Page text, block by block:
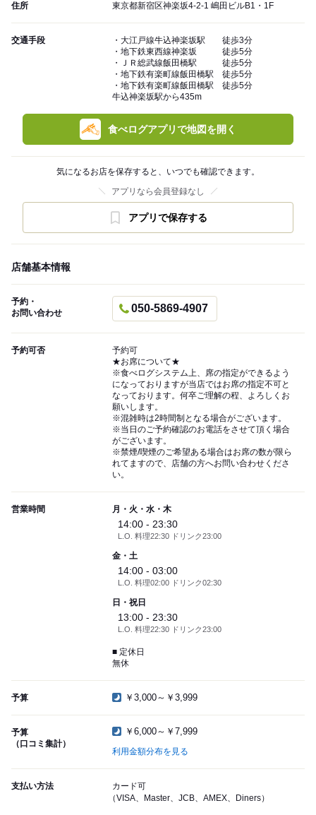
住所 東京都新宿区神楽坂4-2-1 嶋田ビルB1・1F
交通手段
・大江戸線牛込神楽坂駅 徒歩3分
・地下鉄東西線神楽坂 徒歩5分
・ＪＲ総武線飯田橋駅 徒歩5分
・地下鉄有楽町線飯田橋駅 徒歩5分
・地下鉄有楽町線飯田橋駅 徒歩5分
牛込神楽坂駅から435m
食べログアプリで地図を開く
気になるお店を保存すると、いつでも確認できます。
アプリなら会員登録なし
アプリで保存する
店舗基本情報
予約・
お問い合わせ
050-5869-4907
予約可否
予約可
★お席について★
※食べログシステム上、席の指定ができるよう
になっておりますが当店ではお席の指定不可と
なっております。何卒ご理解の程、よろしくお
願いします。
※混雑時は2時間制となる場合がございます。
※当日のご予約確認のお電話をさせて頂く場合
がございます。
※禁煙/喫煙のご希望ある場合はお席の数が限ら
れてますので、店舗の方へお問い合わせくださ
い。
営業時間 月・火・水・木
14:00 - 23:30
L.O. 料理22:30 ドリンク23:00
金・土
14:00 - 03:00
L.O. 料理02:00 ドリンク02:30
日・祝日
13:00 - 23:30
L.O. 料理22:30 ドリンク23:00
■ 定休日
無休
予算 ￥3,000～￥3,999
予算
（口コミ集計）
￥6,000～￥7,999
利用金額分布を見る
支払い方法
カード可
（VISA、Master、JCB、AMEX、Diners）